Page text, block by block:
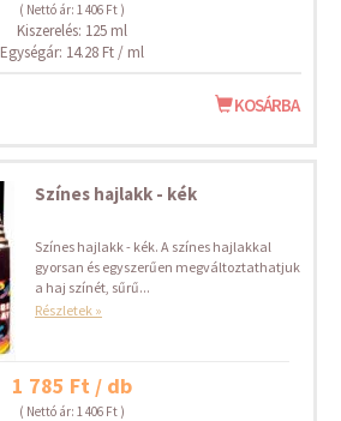
( Nettó ár: 1 406 Ft )
Kiszerelés: 125 ml
Egységár: 14.28 Ft / ml
KOSÁRBA
Színes hajlakk - kék
Színes hajlakk - kék. A színes hajlakkal
gyorsan és egyszerűen megváltoztathatjuk
a haj színét, sűrű...
Részletek »
1 785 Ft / db
( Nettó ár: 1 406 Ft )